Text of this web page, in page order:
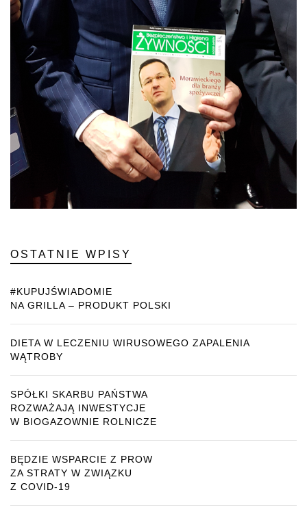
OSTATNIE WPISY
#KUPUJŚWIADOMIE
NA GRILLA – PRODUKT POLSKI
DIETA W LECZENIU WIRUSOWEGO ZAPALENIA
WĄTROBY
SPÓŁKI SKARBU PAŃSTWA
ROZWAŻAJĄ INWESTYCJE
W BIOGAZOWNIE ROLNICZE
BĘDZIE WSPARCIE Z PROW
ZA STRATY W ZWIĄZKU
Z COVID-19